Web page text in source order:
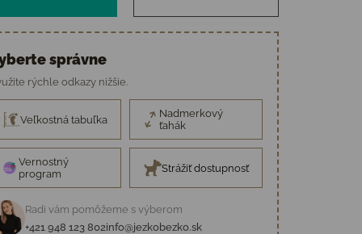
správne
rýchle odkazy nižšie.
Veľkostná tabuľka
Nadmerkový
ťahák
Vernostný
program
Strážiť dostupnosť
Radi vám pomôžeme s výberom
+421 948 123 802info@jezkobezko.sk